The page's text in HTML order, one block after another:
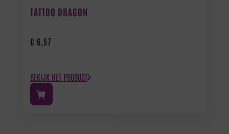
TATTOO DRAGON
€ 6,57
BEKIJK HET PRODUCT